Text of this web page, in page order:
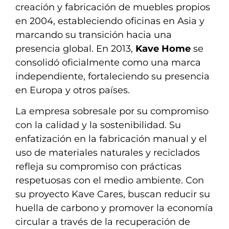
creación y fabricación de muebles propios
en 2004, estableciendo oficinas en Asia y
marcando su transición hacia una
presencia global. En 2013, Kave Home se
consolidó oficialmente como una marca
independiente, fortaleciendo su presencia
en Europa y otros países.
La empresa sobresale por su compromiso
con la calidad y la sostenibilidad. Su
enfatización en la fabricación manual y el
uso de materiales naturales y reciclados
refleja su compromiso con prácticas
respetuosas con el medio ambiente. Con
su proyecto Kave Cares, buscan reducir su
huella de carbono y promover la economía
circular a través de la recuperación de